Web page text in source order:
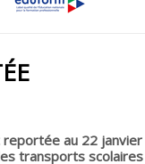
au 22
transports